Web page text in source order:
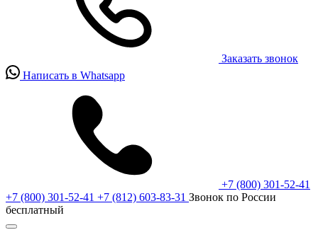
Заказать звонок
Написать в Whatsapp
+7 (800) 301-52-41
+7 (800) 301-52-41 +7 (812) 603-83-31 Звонок по России
бесплатный